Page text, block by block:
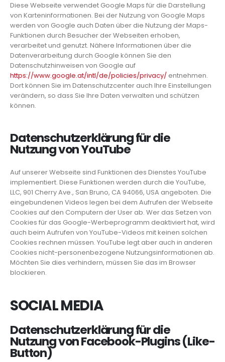
Diese Webseite verwendet Google Maps für die Darstellung
von Karteninformationen. Bei der Nutzung von Google Maps
werden von Google auch Daten über die Nutzung der Maps-
Funktionen durch Besucher der Webseiten erhoben,
verarbeitet und genutzt. Nähere Informationen über die
Datenverarbeitung durch Google können Sie den
Datenschutzhinweisen von Google auf
https://www.google.at/intl/de/policies/privacy/ entnehmen.
Dort können Sie im Datenschutzcenter auch Ihre Einstellungen
verändern, so dass Sie Ihre Daten verwalten und schützen
können.
Datenschutzerklärung für die
Nutzung von YouTube
Auf unserer Webseite sind Funktionen des Dienstes YouTube
implementiert. Diese Funktionen werden durch die YouTube,
LLC, 901 Cherry Ave., San Bruno, CA 94066, USA angeboten. Die
eingebundenen Videos legen bei dem Aufrufen der Webseite
Cookies auf den Computern der User ab. Wer das Setzen von
Cookies für das Google-Werbeprogramm deaktiviert hat, wird
auch beim Aufrufen von YouTube-Videos mit keinen solchen
Cookies rechnen müssen. YouTube legt aber auch in anderen
Cookies nicht-personenbezogene Nutzungsinformationen ab.
Möchten Sie dies verhindern, müssen Sie das im Browser
blockieren.
SOCIAL MEDIA
Datenschutzerklärung für die
Nutzung von Facebook-Plugins (Like-
Button)